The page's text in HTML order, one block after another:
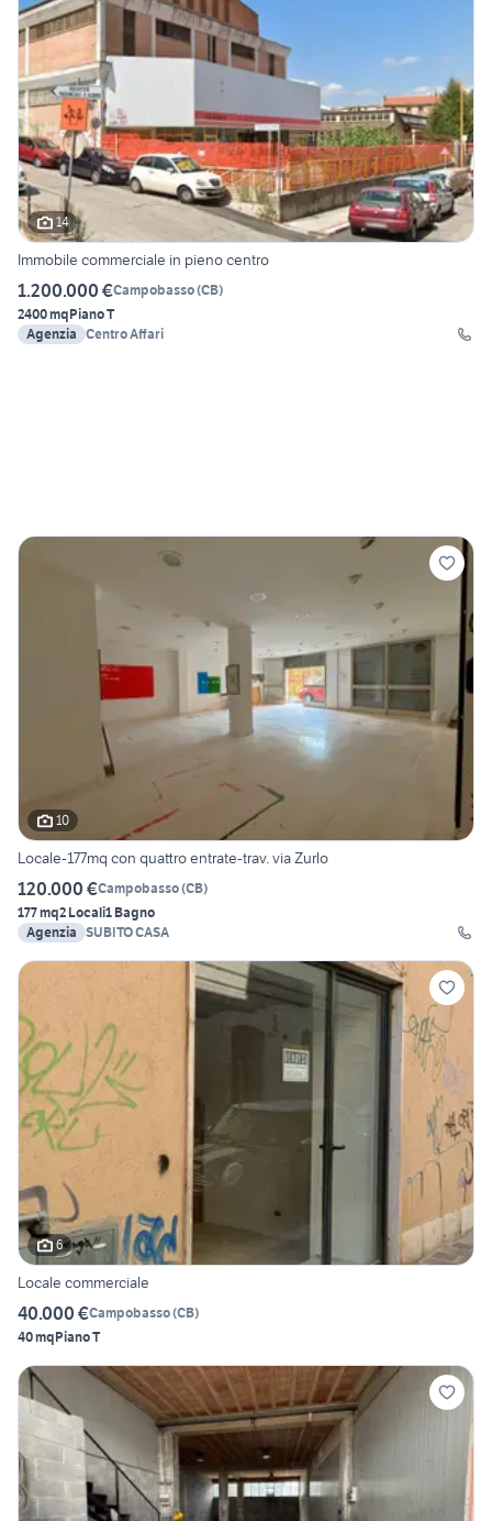
14
Immobile commerciale in pieno centro
1.200.000 €Campobasso(CB)
2400 mqPiano T
Agenzia Centro Affari
10
Locale-177mq con quattro entrate-trav. via Zurlo
120.000 €Campobasso(CB)
177 mq2 Locali1 Bagno
Agenzia SUBITO CASA
6
Locale commerciale
40.000 €Campobasso(CB)
40 mqPiano T